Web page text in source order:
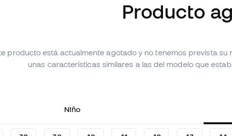
Producto
producto está actualmente agotado y no tenemos prevista
unas características similares a las del modelo que
Niño